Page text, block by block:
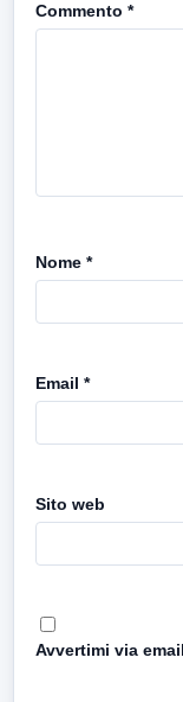
Commento *
Nome *
Email *
Sito web
Avvertimi via